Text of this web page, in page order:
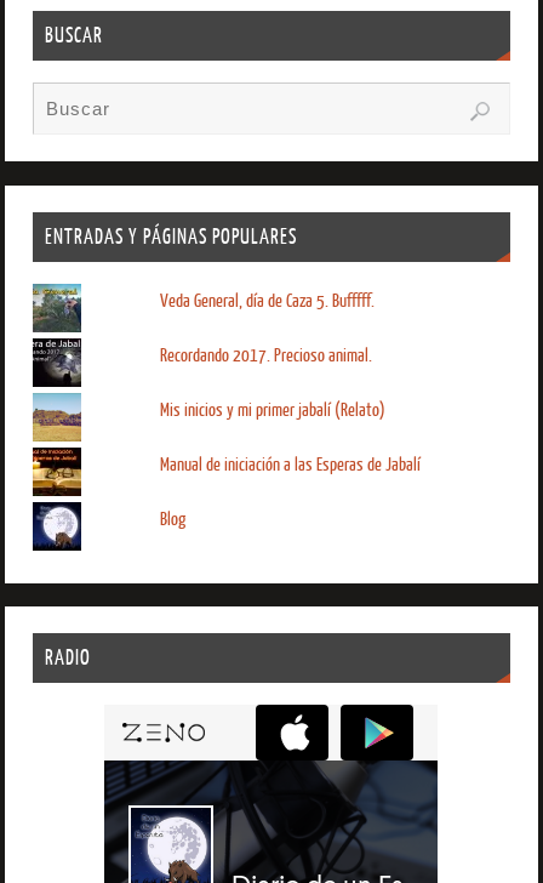
BUSCAR
ENTRADAS Y PÁGINAS POPULARES
Veda General, día de Caza 5. Bufffff.
Recordando 2017. Precioso animal.
Mis inicios y mi primer jabalí (Relato)
Manual de iniciación a las Esperas de Jabalí
Blog
RADIO